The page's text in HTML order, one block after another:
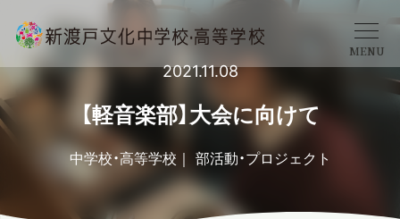
学校概要
中学校
MENU
2021.11.08
【軽音楽部】大会に向けて
中学校・高等学校 部活動・プロジェクト